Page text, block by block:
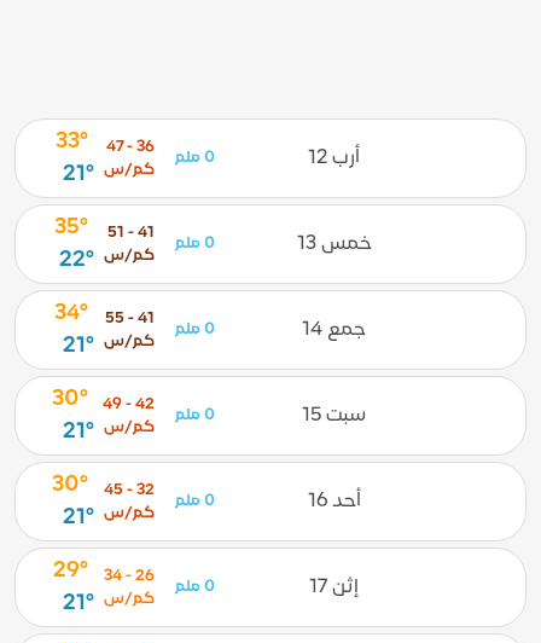
أرب 12 0 ملم
36 - 47
كم/س
33°
21°
خمس 13 0 ملم
41 - 51
كم/س
35°
22°
جمع 14 0 ملم
41 - 55
كم/س
34°
21°
سبت 15 0 ملم
42 - 49
كم/س
30°
21°
أحد 16 0 ملم
32 - 45
كم/س
30°
21°
إثن 17 0 ملم
26 - 34
كم/س
29°
21°